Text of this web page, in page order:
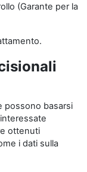
(Garante per la
possono basarsi
ottenuti
i dati sulla